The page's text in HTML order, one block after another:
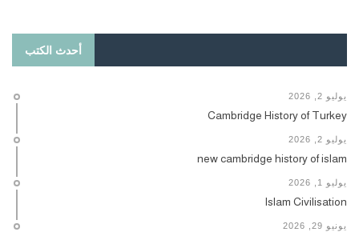
أحدث الكتب
يوليو 2, 2026
Cambridge History of Turkey
يوليو 2, 2026
new cambridge history of islam
يوليو 1, 2026
Islam Civilisation
يونيو 29, 2026